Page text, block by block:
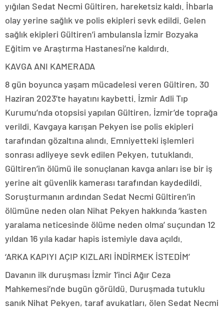
yığılan Sedat Necmi Gültiren, hareketsiz kaldı. İhbarla
olay yerine sağlık ve polis ekipleri sevk edildi. Gelen
sağlık ekipleri Gültiren’i ambulansla İzmir Bozyaka
Eğitim ve Araştırma Hastanesi’ne kaldırdı.
KAVGA ANI KAMERADA
8 gün boyunca yaşam mücadelesi veren Gültiren, 30
Haziran 2023’te hayatını kaybetti. İzmir Adli Tıp
Kurumu’nda otopsisi yapılan Gültiren, İzmir’de toprağa
verildi. Kavgaya karışan Pekyen ise polis ekipleri
tarafından gözaltına alındı. Emniyetteki işlemleri
sonrası adliyeye sevk edilen Pekyen, tutuklandı.
Gültiren’in ölümü ile sonuçlanan kavga anları ise bir iş
yerine ait güvenlik kamerası tarafından kaydedildi.
Soruşturmanın ardından Sedat Necmi Gültiren’in
ölümüne neden olan Nihat Pekyen hakkında ‘kasten
yaralama neticesinde ölüme neden olma’ suçundan 12
yıldan 16 yıla kadar hapis istemiyle dava açıldı.
‘ARKA KAPIYI AÇIP KIZLARI İNDİRMEK İSTEDİM’
Davanın ilk duruşması İzmir 1’inci Ağır Ceza
Mahkemesi’nde bugün görüldü. Duruşmada tutuklu
sanık Nihat Pekyen, taraf avukatları, ölen Sedat Necmi